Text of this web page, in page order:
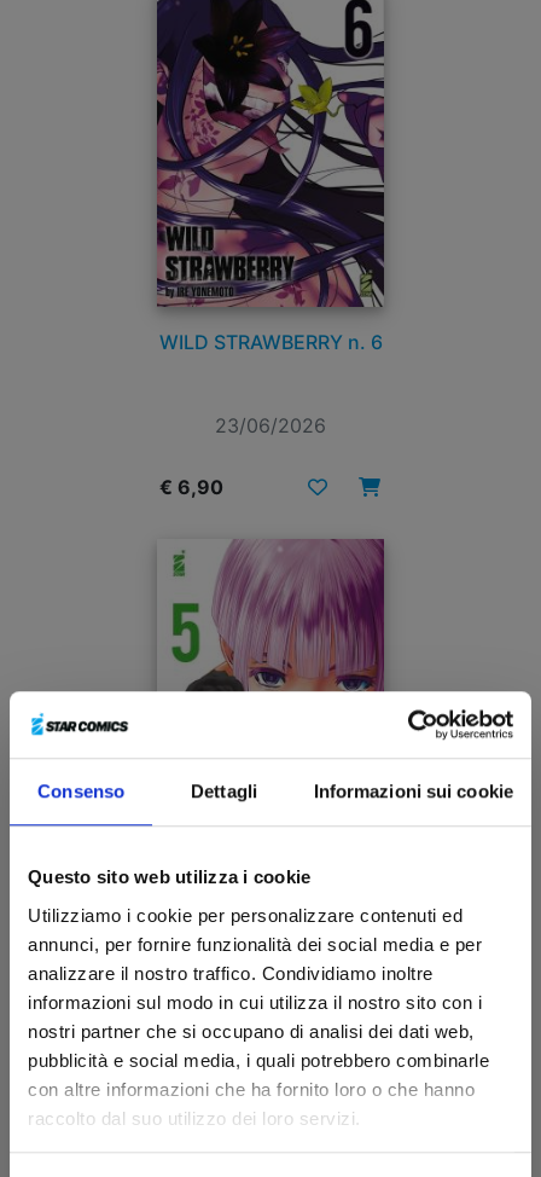
Consenso Dettagli Informazioni sui cookie
Questo sito web utilizza i cookie
Utilizziamo i cookie per personalizzare contenuti ed
annunci, per fornire funzionalità dei social media e per
analizzare il nostro traffico. Condividiamo inoltre
informazioni sul modo in cui utilizza il nostro sito con i
nostri partner che si occupano di analisi dei dati web,
pubblicità e social media, i quali potrebbero combinarle
con altre informazioni che ha fornito loro o che hanno
raccolto dal suo utilizzo dei loro servizi.
WILD STRAWBERRY n. 6
23/06/2026
€ 6,90
03/03/2026
€ 6,90